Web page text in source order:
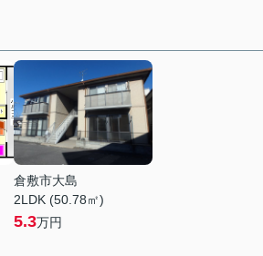
倉敷市大島
2LDK (50.78㎡)
5.3万円